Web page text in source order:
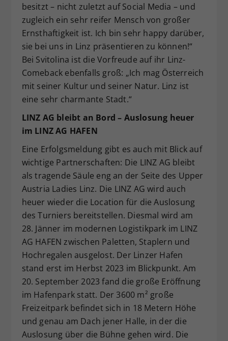
besitzt – nicht zuletzt auf Social Media – und
zugleich ein sehr reifer Mensch von großer
Ernsthaftigkeit ist. Ich bin sehr happy darüber,
sie bei uns in Linz präsentieren zu können!“
Bei Svitolina ist die Vorfreude auf ihr Linz-
Comeback ebenfalls groß: „Ich mag Österreich
mit seiner Kultur und seiner Natur. Linz ist
eine sehr charmante Stadt.“
LINZ AG bleibt an Bord – Auslosung heuer
im LINZ AG HAFEN
Eine Erfolgsmeldung gibt es auch mit Blick auf
wichtige Partnerschaften: Die LINZ AG bleibt
als tragende Säule eng an der Seite des Upper
Austria Ladies Linz. Die LINZ AG wird auch
heuer wieder die Location für die Auslosung
des Turniers bereitstellen. Diesmal wird am
28. Jänner im modernen Logistikpark im LINZ
AG HAFEN zwischen Paletten, Staplern und
Hochregalen ausgelost. Der Linzer Hafen
stand erst im Herbst 2023 im Blickpunkt. Am
20. September 2023 fand die große Eröffnung
im Hafenpark statt. Der 3600 m² große
Freizeitpark befindet sich in 18 Metern Höhe
und genau am Dach jener Halle, in der die
Auslosung über die Bühne gehen wird. Die